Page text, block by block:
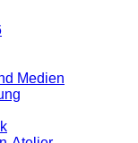
Medien